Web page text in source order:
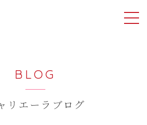
BLOG
リエーラブログ